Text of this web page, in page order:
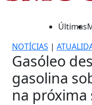
Últimas
NOTÍCIAS |
Gasóleo
gasolina
na próxima